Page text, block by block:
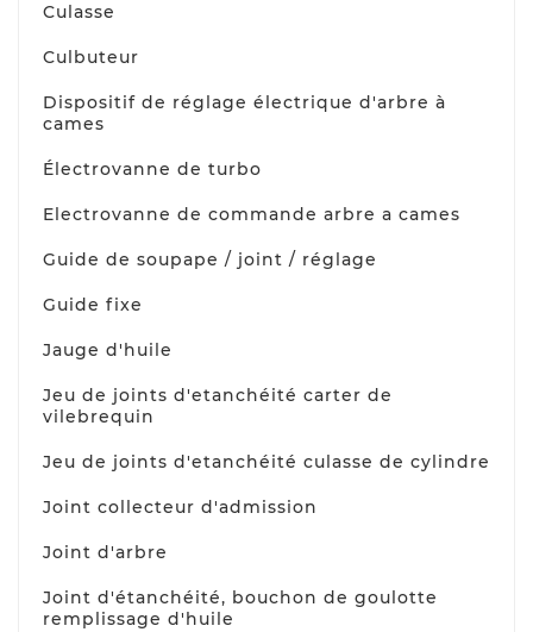
Culasse
Culbuteur
Dispositif de réglage électrique d'arbre à
cames
Électrovanne de turbo
Electrovanne de commande arbre a cames
Guide de soupape / joint / réglage
Guide fixe
Jauge d'huile
Jeu de joints d'etanchéité carter de
vilebrequin
Jeu de joints d'etanchéité culasse de cylindre
Joint collecteur d'admission
Joint d'arbre
Joint d'étanchéité, bouchon de goulotte
remplissage d'huile